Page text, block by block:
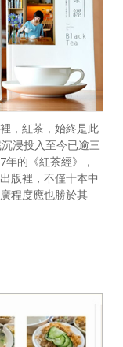
，紅茶，始終是此
浸投入至今已逾三
的《紅茶經》，
版裡，不僅十本中
程度應也勝於其